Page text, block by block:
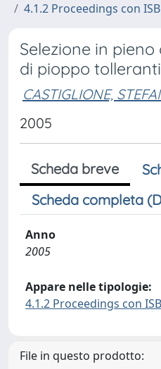
4.1.2 Proceedings con
Selezione in
di pioppo
CASTIGLIONE,
2005
Scheda breve
Scheda completa
Anno
2005
Appare nelle tipologie:
4.1.2 Proceedings con
File in questo prodotto: